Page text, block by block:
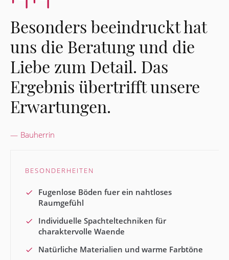
Besonders beeindruckt hat
uns die Beratung und die
Liebe zum Detail. Das
Ergebnis übertrifft unsere
Erwartungen.
Bauherrin
BESONDERHEITEN
Fugenlose Böden fuer ein nahtloses
Raumgefühl
Individuelle Spachteltechniken für
charaktervolle Waende
Natürliche Materialien und warme Farbtöne